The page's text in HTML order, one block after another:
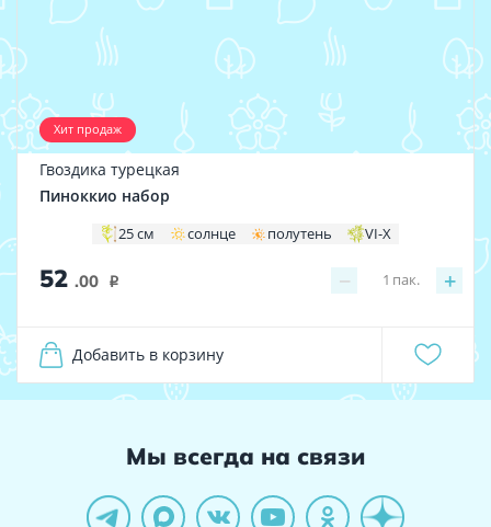
Хит продаж
Гвоздика турецкая
Пиноккио набор
25 см солнце полутень VI-X
52 .00 i − +
1 пак.
Добавить в корзину
Мы всегда на связи